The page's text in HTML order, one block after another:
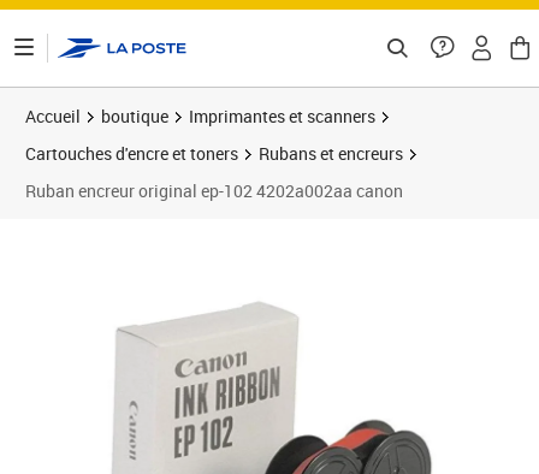
Accueil boutique
Imprimantes et scanners
Cartouches d'encre et toners
Rubans et encreurs
Ruban encreur original ep-102 4202a002aa canon